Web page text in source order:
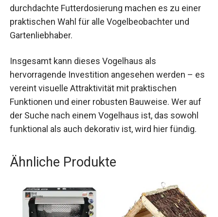
durchdachte Futterdosierung machen es zu einer
praktischen Wahl für alle Vogelbeobachter und
Gartenliebhaber.
Insgesamt kann dieses Vogelhaus als
hervorragende Investition angesehen werden – es
vereint visuelle Attraktivität mit praktischen
Funktionen und einer robusten Bauweise. Wer auf
der Suche nach einem Vogelhaus ist, das sowohl
funktional als auch dekorativ ist, wird hier fündig.
Ähnliche Produkte